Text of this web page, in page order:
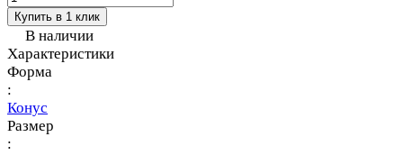
Купить в 1 клик
В наличии
Характеристики
Форма
:
Конус
Размер
: